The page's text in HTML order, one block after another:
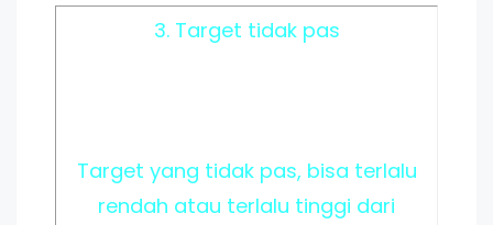
3. Target tidak pas
Target yang tidak pas, bisa terlalu
rendah atau terlalu tinggi dari